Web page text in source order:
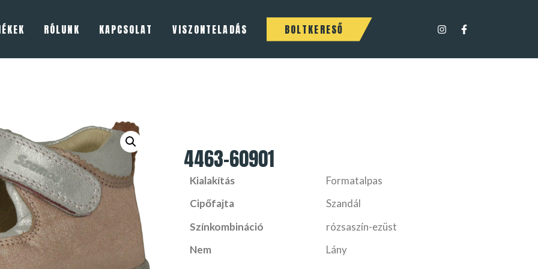
RÓLUNK KAPCSOLAT VISZONTELADÁS BOLTKERESŐ
4463-60901
Kialakítás
Formatalpas
Cipőfajta
Szandál
Színkombináció
rózsaszín-ezüst
Nem
Lány